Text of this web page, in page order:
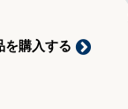
を購入する